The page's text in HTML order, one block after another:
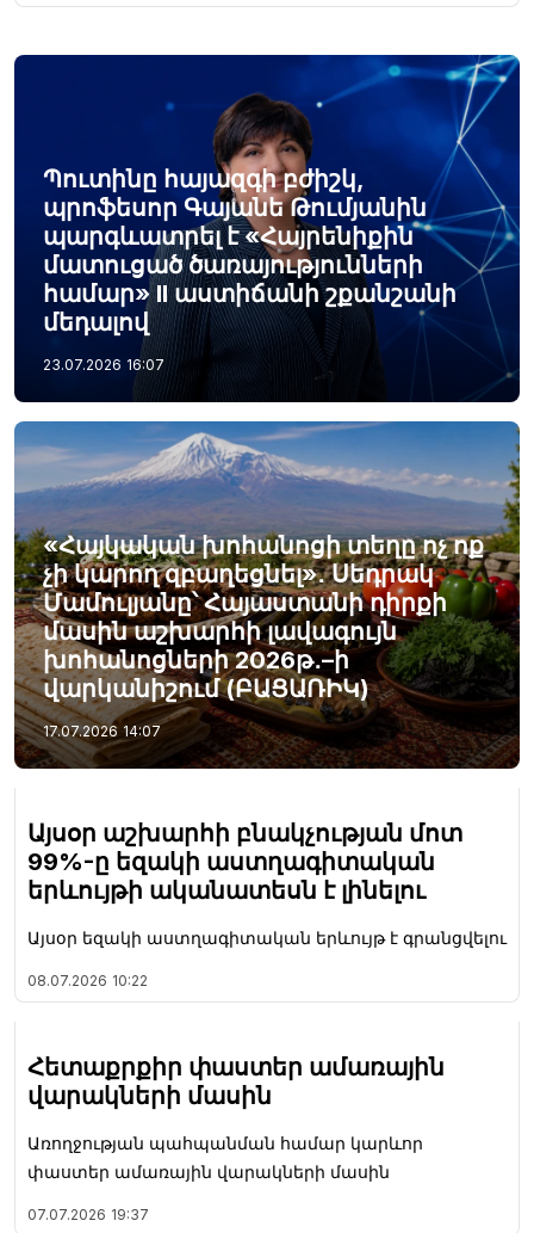
Պուտինը հայազգի բժիշկ,
պրոֆեսոր Գայանե Թումյանին
պարգևատրել է «Հայրենիքին
մատուցած ծառայությունների
համար» II աստիճանի շքանշանի
մեդալով
23.07.2026 16:07
«Հայկական խոհանոցի տեղը ոչ ոք
չի կարող զբաղեցնել»․ Սեդրակ
Մամուլյանը՝ Հայաստանի դիրքի
մասին աշխարհի լավագույն
խոհանոցների 2026թ․–ի
վարկանիշում (ԲԱՑԱՌԻԿ)
17.07.2026 14:07
Այսօր աշխարհի բնակչության մոտ
99%-ը եզակի աստղագիտական
երևույթի ականատեսն է լինելու
Այսօր եզակի աստղագիտական երևույթ է գրանցվելու
08.07.2026 10:22
Հետաքրքիր փաստեր ամառային
վարակների մասին
Առողջության պահպանման համար կարևոր
փաստեր ամառային վարակների մասին
07.07.2026 19:37